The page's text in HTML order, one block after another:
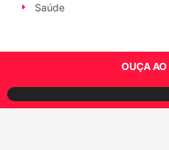
Saúde
OUÇA